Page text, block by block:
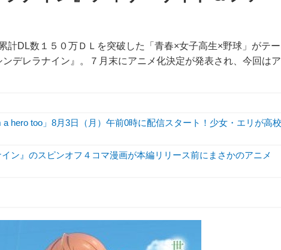
計DL数１５０万ＤＬを突破した「青春×女子高生×野球」がテー
デレラナイン』。７月末にアニメ化決定が発表され、今回はア
hero too」8月3日（月）午前0時に配信スタート！少女・エリが高校
ン』のスピンオフ４コマ漫画が本編リリース前にまさかのアニメ